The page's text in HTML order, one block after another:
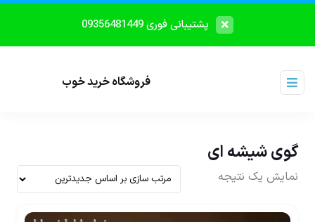
پشتیبانی فوری 09356481449
فروشگاه خرید خوب
گوی شیشه ای
نمایش یک نتیجه